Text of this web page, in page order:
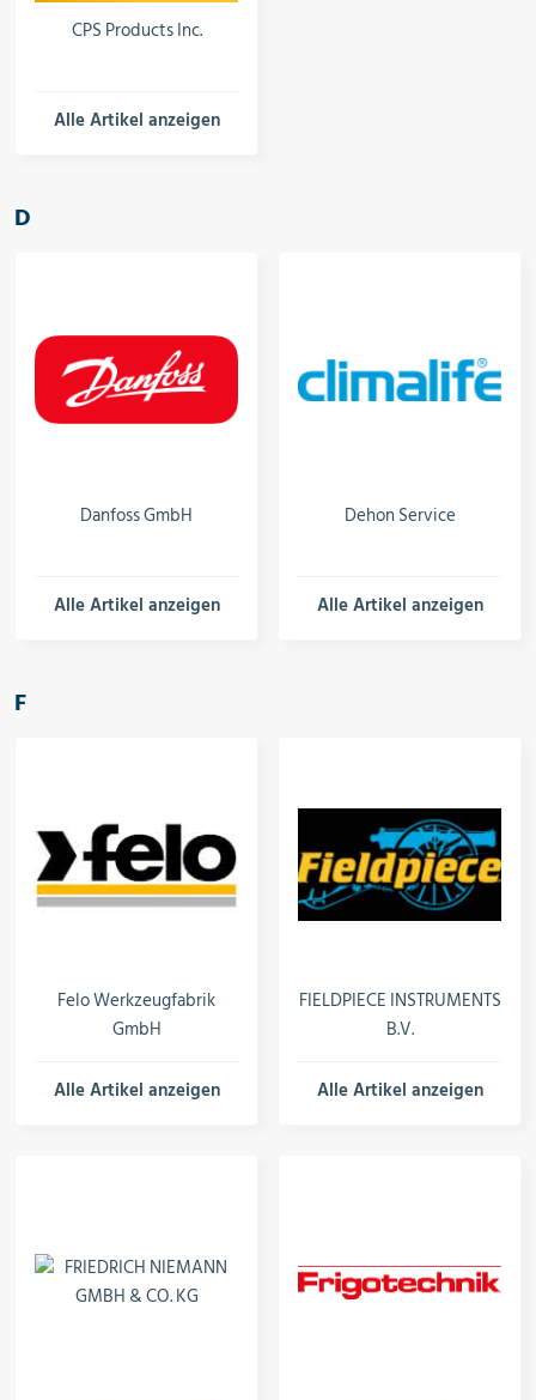
CPS Products Inc.
Alle Artikel anzeigen
D
Danfoss GmbH
Alle Artikel anzeigen
Dehon Service
Alle Artikel anzeigen
F
Felo Werkzeugfabrik
GmbH
Alle Artikel anzeigen
FIELDPIECE INSTRUMENTS
B.V.
Alle Artikel anzeigen